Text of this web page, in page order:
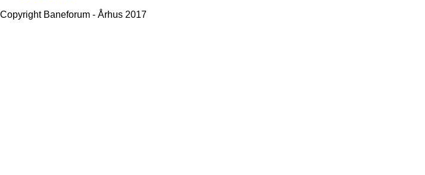
Copyright Baneforum - Århus 2017